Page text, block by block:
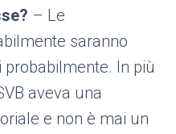
– Le
saranno
In più
aveva una
e non è mai un